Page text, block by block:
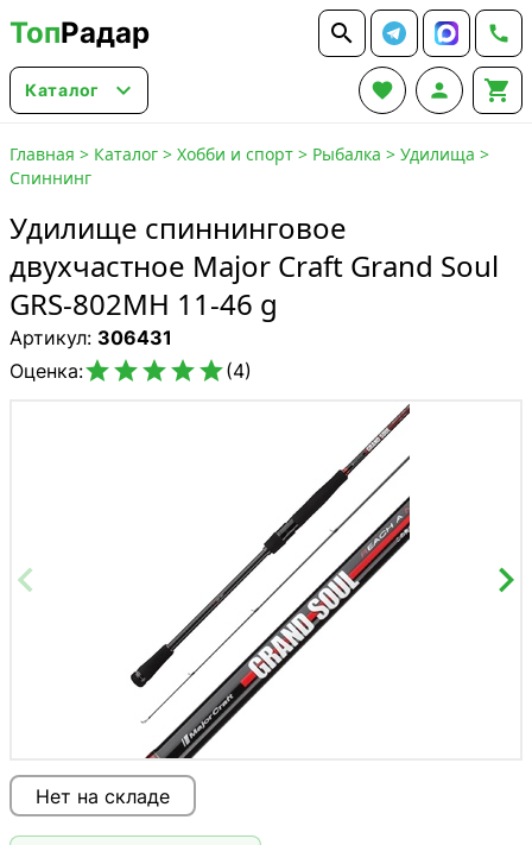
ТопРадар  
Каталог    
Главная > Каталог > Хобби и спорт > Рыбалка > Удилища >
Спиннинг
Удилище спиннинговое
двухчастное Major Craft Grand Soul
GRS-802MH 11-46 g
Артикул: 306431
Оценка:(4)
Нет на складе